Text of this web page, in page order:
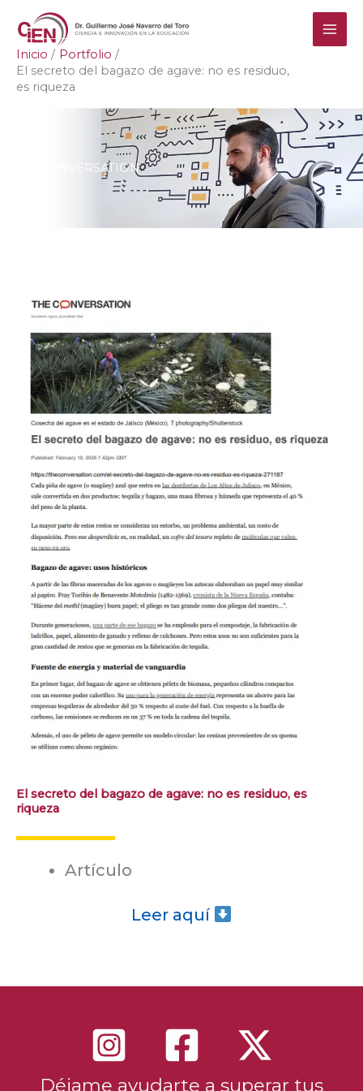
contenido
Inicio
Portfolio
El secreto del bagazo de agave: no es residuo,
es riqueza
THE CONVERSATION
El secreto del bagazo de agave: no es residuo, es
riqueza
Artículo
Leer aquí
Déjame ayudarte a superar tus